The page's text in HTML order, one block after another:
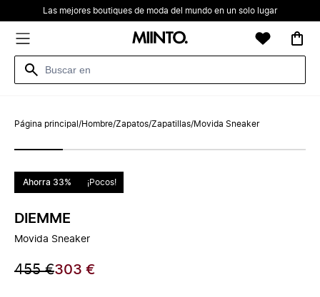
Las mejores boutiques de moda del mundo en un solo lugar
Página principal /Hombre/Zapatos/Zapatillas/Movida Sneaker
Ahorra 33% ¡Pocos!
DIEMME
Movida Sneaker
455 €303 €